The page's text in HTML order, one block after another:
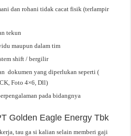
dan rohani tidak cacat fisik (terlampir
tekun
maupun dalam tim
shift / bergilir
dokumen yang diperlukan seperti (
Foto 4×6, Dll)
pada bidangnya
Golden Eagle Energy Tbk
tau ga si kalian selain memberi gaji